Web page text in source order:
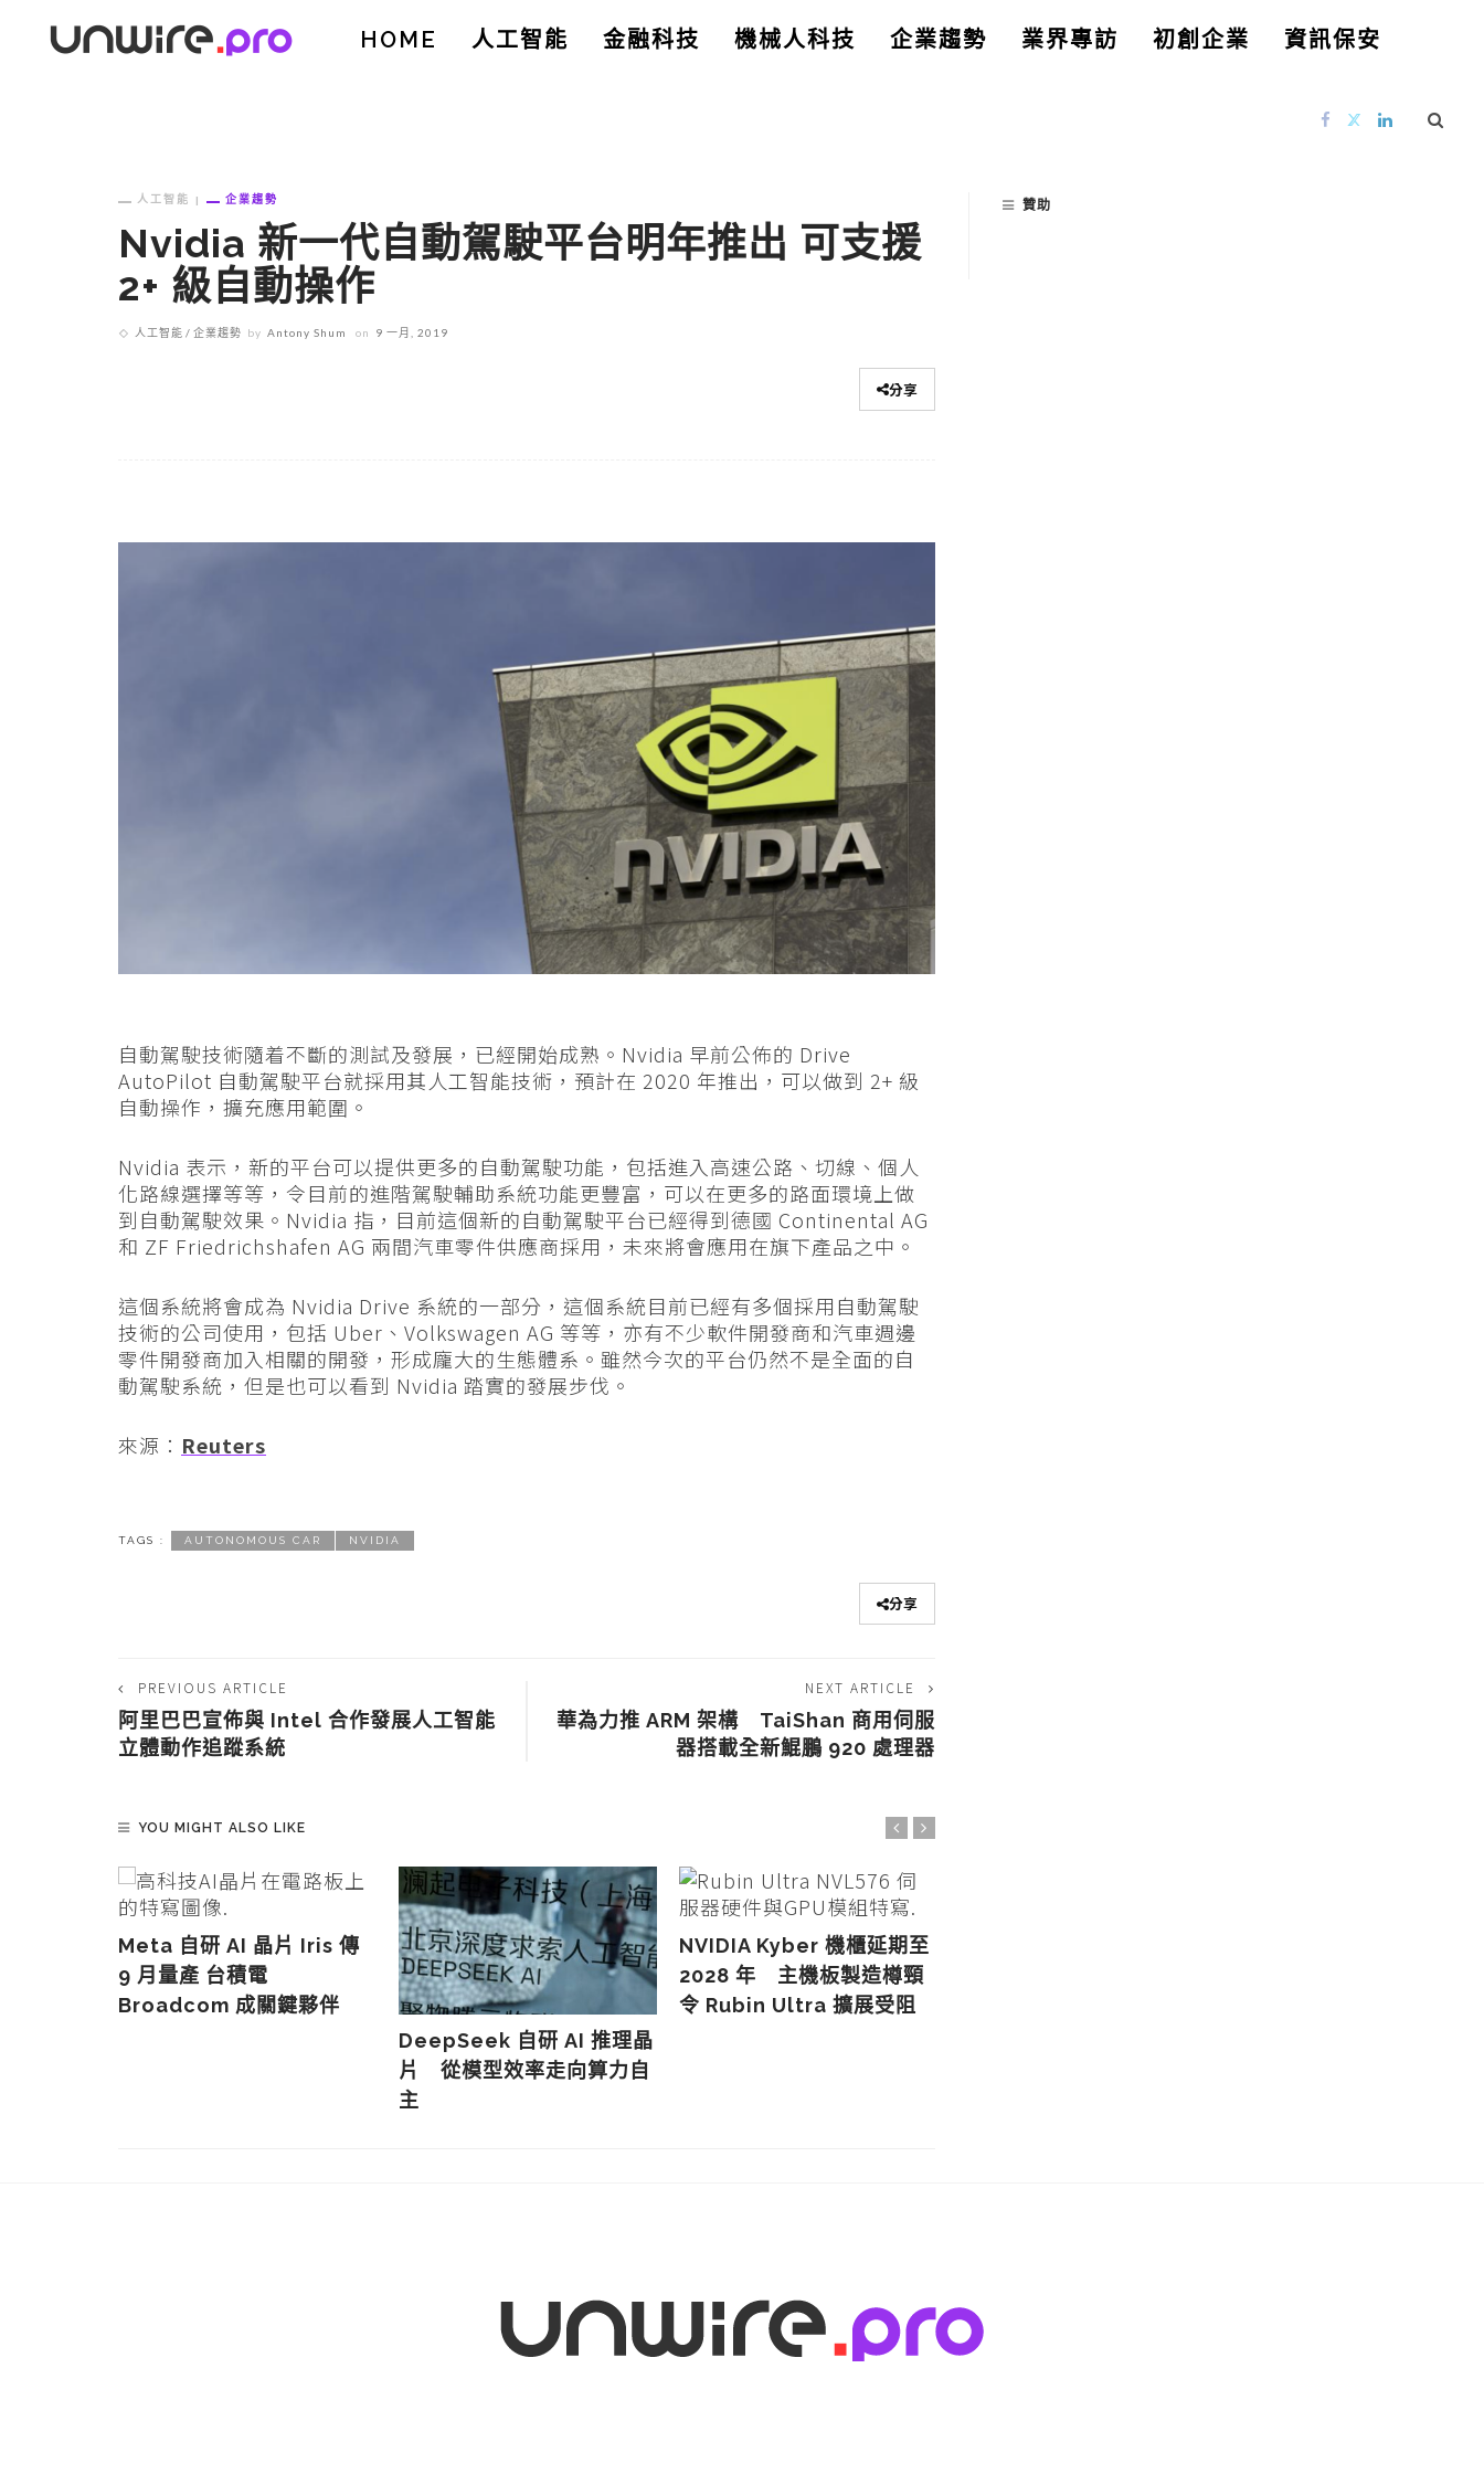
HOME 人工智能 金融科技 機械人科技 企業趨勢 業界專訪 初創企業 資訊保安
人工智能 企業趨勢
Nvidia 新一代自動駕駛平台明年推出 可支援
2+ 級自動操作
人工智能 企業趨勢 by Antony Shum on 9 一月, 2019
分享
自動駕駛技術隨着不斷的測試及發展，已經開始成熟。Nvidia 早前公佈的 Drive
AutoPilot 自動駕駛平台就採用其人工智能技術，預計在 2020 年推出，可以做到 2+ 級
自動操作，擴充應用範圍。
Nvidia 表示，新的平台可以提供更多的自動駕駛功能，包括進入高速公路、切線、個人
化路線選擇等等，令目前的進階駕駛輔助系統功能更豐富，可以在更多的路面環境上做
到自動駕駛效果。Nvidia 指，目前這個新的自動駕駛平台已經得到德國 Continental AG
和 ZF Friedrichshafen AG 兩間汽車零件供應商採用，未來將會應用在旗下產品之中。
這個系統將會成為 Nvidia Drive 系統的一部分，這個系統目前已經有多個採用自動駕駛
技術的公司使用，包括 Uber、Volkswagen AG 等等，亦有不少軟件開發商和汽車週邊
零件開發商加入相關的開發，形成龐大的生態體系。雖然今次的平台仍然不是全面的自
動駕駛系統，但是也可以看到 Nvidia 踏實的發展步伐。
來源： Reuters
TAGS : AUTONOMOUS CAR NVIDIA
分享
PREVIOUS ARTICLE
阿里巴巴宣佈與 Intel 合作發展人工智能
立體動作追蹤系統
NEXT ARTICLE
華為力推 ARM 架構 TaiShan 商用伺服
器搭載全新鯤鵬 920 處理器
YOU MIGHT ALSO LIKE
Meta 自研 AI 晶片 Iris 傳
9 月量產 台積電
Broadcom 成關鍵夥伴
DeepSeek 自研 AI 推理晶
片 從模型效率走向算力自
主
NVIDIA Kyber 機櫃延期至
2028 年 主機板製造樽頸
令 Rubin Ultra 擴展受阻
贊助